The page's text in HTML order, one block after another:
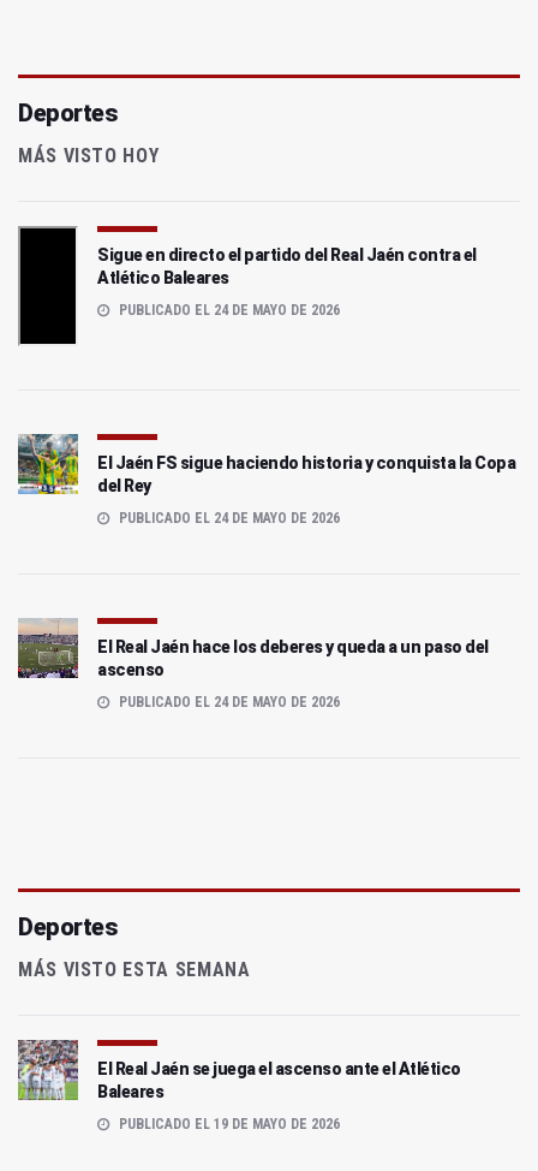
Deportes
MÁS VISTO HOY
Sigue en directo el partido del Real Jaén contra el
Atlético Baleares
PUBLICADO EL 24 DE MAYO DE 2026
El Jaén FS sigue haciendo historia y conquista la Copa
del Rey
PUBLICADO EL 24 DE MAYO DE 2026
El Real Jaén hace los deberes y queda a un paso del
ascenso
PUBLICADO EL 24 DE MAYO DE 2026
Deportes
MÁS VISTO ESTA SEMANA
El Real Jaén se juega el ascenso ante el Atlético
Baleares
PUBLICADO EL 19 DE MAYO DE 2026